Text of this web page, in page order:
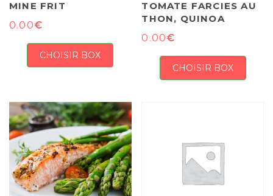
MINE FRIT
0.00€
CHOISIR BOX
TOMATE FARCIES AU
THON, QUINOA
0.00€
CHOISIR BOX